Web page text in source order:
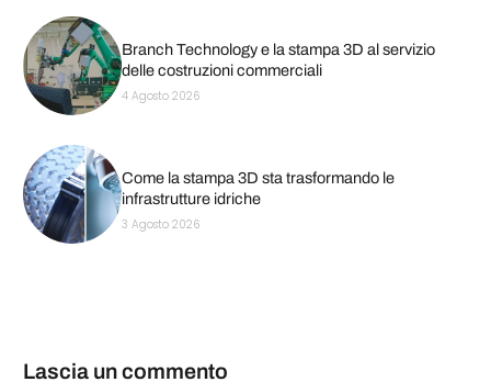
Branch Technology e la stampa 3D al servizio
delle costruzioni commerciali
4 Agosto 2026
Come la stampa 3D sta trasformando le
infrastrutture idriche
3 Agosto 2026
Lascia un commento